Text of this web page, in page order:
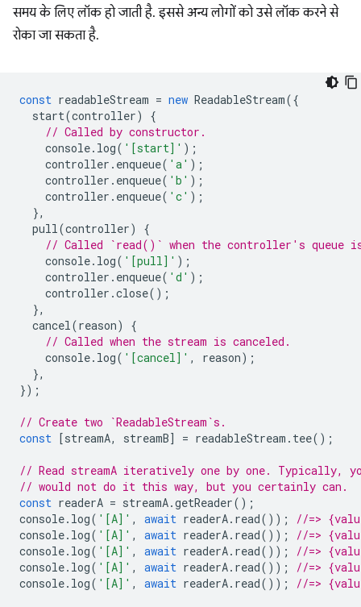
समय के लिए लॉक हो जाती है. इससे अन्य लोगों को उसे लॉक करने से
रोका जा सकता है.
const readableStream = new ReadableStream({
start(controller)
{
// Called by constructor.
console. log( '[start]' );
controller . enqueue( 'a' );
controller . enqueue( 'b' );
controller . enqueue( 'c' );
},
pull(controller)
{
// Called `read()` when the controller's queue
console. log( '[pull]' );
controller . enqueue( 'd' );
controller .close();
},
cancel(reason)
{
// Called when the stream is canceled.
console. log( '[cancel]' , reason);
},
});
// Create two `ReadableStream`s.
const
[streamA, streamB] = readableStream . tee();
// Read streamA iteratively one by one. Typically,
// would not do it this way, but you certainly can.
const readerA = streamA.getReader();
console. log( '[A]' , await readerA. read());
//=>
console. log( '[A]' , await readerA. read());
//=>
console. log( '[A]' , await readerA. read());
//=>
console. log( '[A]' , await readerA. read());
//=>
console. log( '[A]' , await readerA. read()); //=>